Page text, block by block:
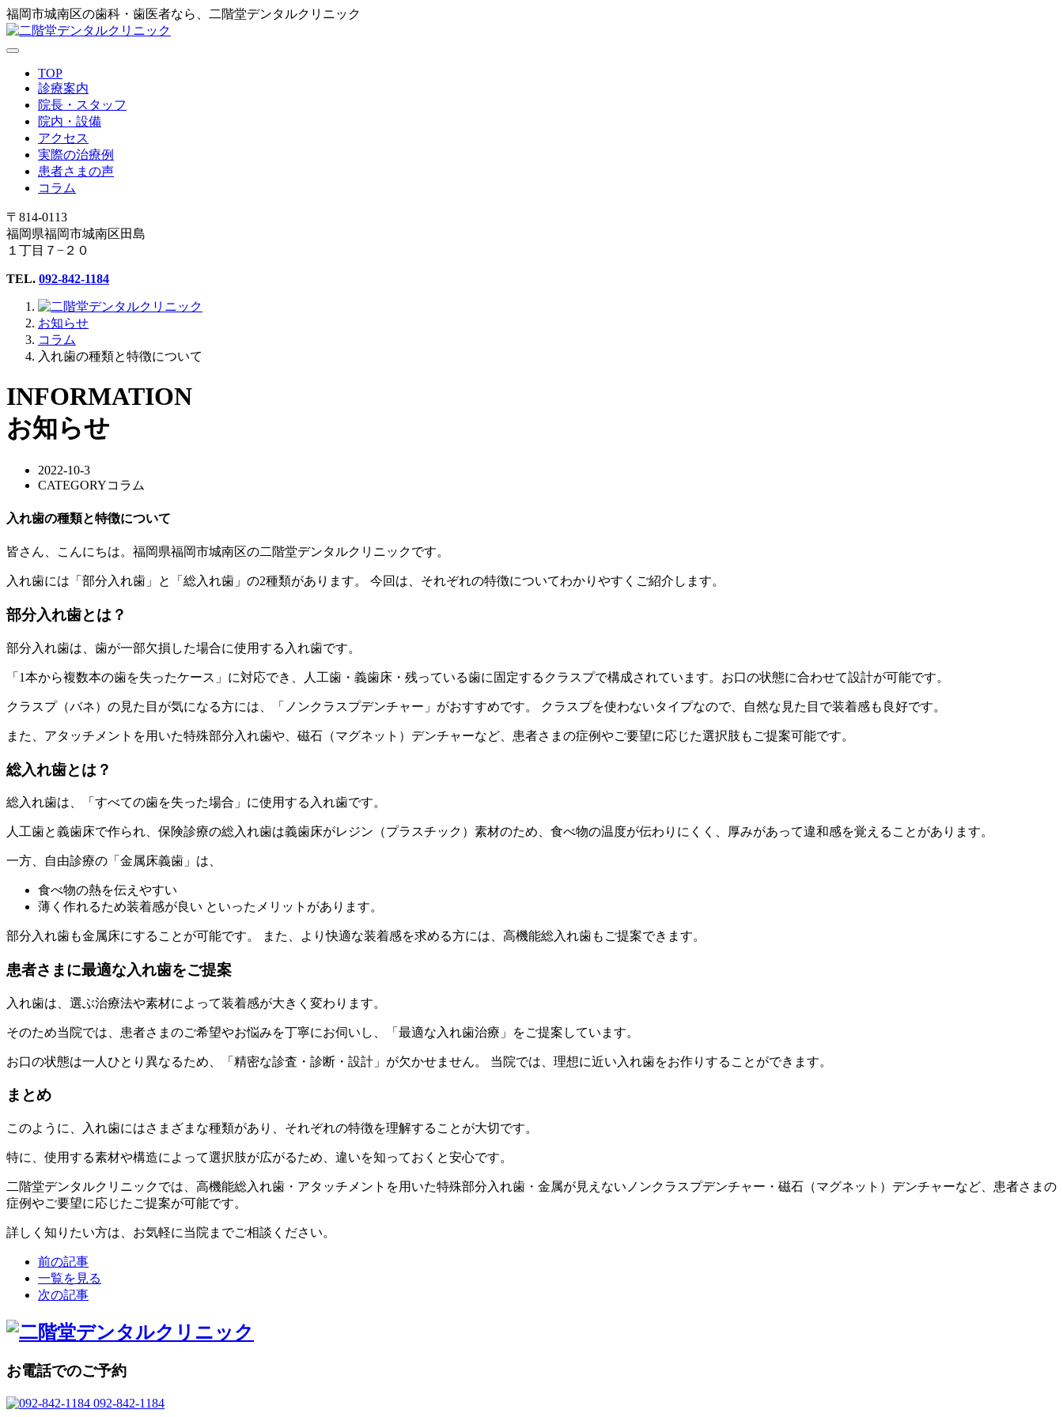
福岡市城南区の歯科・歯医者なら、二階堂デンタルクリニック
TOP
診療案内
院長・スタッフ
院内・設備
アクセス
実際の治療例
患者さまの声
コラム
〒814-0113
福岡県福岡市城南区田島
１丁目７−２０
TEL. 092-842-1184
お知らせ
コラム
入れ歯の種類と特徴について
INFORMATION
お知らせ
2022-10-3
CATEGORYコラム
入れ歯の種類と特徴について
皆さん、こんにちは。福岡県福岡市城南区の二階堂デンタルクリニックです。
入れ歯には「部分入れ歯」と「総入れ歯」の2種類があります。 今回は、それぞれの特徴についてわかりやすくご紹介します。
部分入れ歯とは？
部分入れ歯は、歯が一部欠損した場合に使用する入れ歯です。
「1本から複数本の歯を失ったケース」に対応でき、人工歯・義歯床・残っている歯に固定するクラスプで構成されています。お口の状態に合わせて設計が可能です。
クラスプ（バネ）の見た目が気になる方には、「ノンクラスプデンチャー」がおすすめです。 クラスプを使わないタイプなので、自然な見た目で装着感も良好です。
また、アタッチメントを用いた特殊部分入れ歯や、磁石（マグネット）デンチャーなど、患者さまの症例やご要望に応じた選択肢もご提案可能です。
総入れ歯とは？
総入れ歯は、「すべての歯を失った場合」に使用する入れ歯です。
人工歯と義歯床で作られ、保険診療の総入れ歯は義歯床がレジン（プラスチック）素材のため、食べ物の温度が伝わりにくく、厚みがあって違和感を覚えることがあります。
一方、自由診療の「金属床義歯」は、
食べ物の熱を伝えやすい
薄く作れるため装着感が良い といったメリットがあります。
部分入れ歯も金属床にすることが可能です。 また、より快適な装着感を求める方には、高機能総入れ歯もご提案できます。
患者さまに最適な入れ歯をご提案
入れ歯は、選ぶ治療法や素材によって装着感が大きく変わります。
そのため当院では、患者さまのご希望やお悩みを丁寧にお伺いし、「最適な入れ歯治療」をご提案しています。
お口の状態は一人ひとり異なるため、「精密な診査・診断・設計」が欠かせません。 当院では、理想に近い入れ歯をお作りすることができます。
まとめ
このように、入れ歯にはさまざまな種類があり、それぞれの特徴を理解することが大切です。
特に、使用する素材や構造によって選択肢が広がるため、違いを知っておくと安心です。
二階堂デンタルクリニックでは、高機能総入れ歯・アタッチメントを用いた特殊部分入れ歯・金属が見えないノンクラスプデンチャー・磁石（マグネット）デンチャーなど、患者さまの
症例やご要望に応じたご提案が可能です。
詳しく知りたい方は、お気軽に当院までご相談ください。
前の記事
一覧を見る
次の記事
お電話でのご予約
092-842-1184